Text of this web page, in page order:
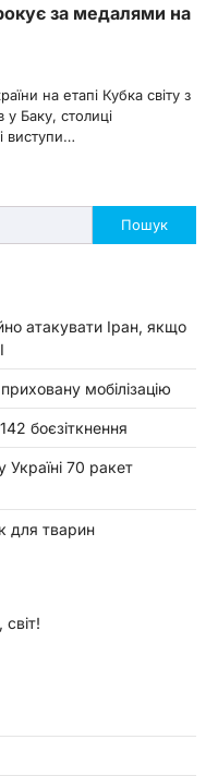
за медалями на
на етапі Кубка світу з
Баку, столиці
виступи…
Пошук
атакувати Іран, якщо
мобілізацію
боєзіткнення
70 ракет
для тварин
світ!